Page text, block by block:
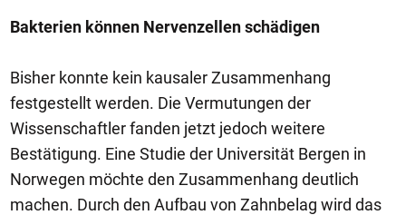
Bakterien können Nervenzellen schädigen
Bisher konnte kein kausaler Zusammenhang
festgestellt werden. Die Vermutungen der
Wissenschaftler fanden jetzt jedoch weitere
Bestätigung. Eine Studie der Universität Bergen in
Norwegen möchte den Zusammenhang deutlich
machen. Durch den Aufbau von Zahnbelag wird das